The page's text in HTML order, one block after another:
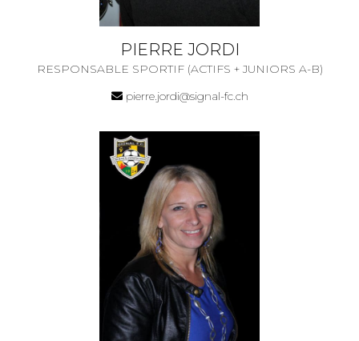
PIERRE JORDI
RESPONSABLE SPORTIF (ACTIFS + JUNIORS A-B)
pierre.jordi@signal-fc.ch